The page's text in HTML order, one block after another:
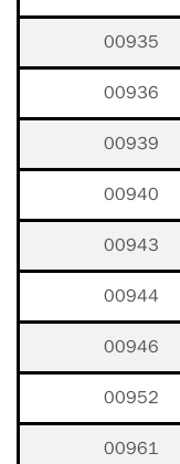
00935
00936
00939
00940
00943
00944
00946
00952
00961